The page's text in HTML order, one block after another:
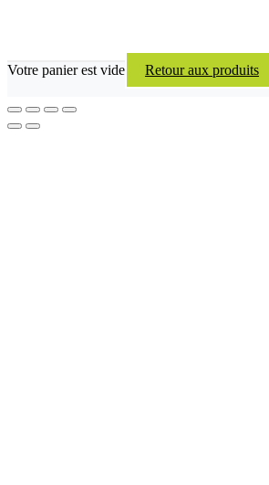
Votre panier est vide Retour aux produits